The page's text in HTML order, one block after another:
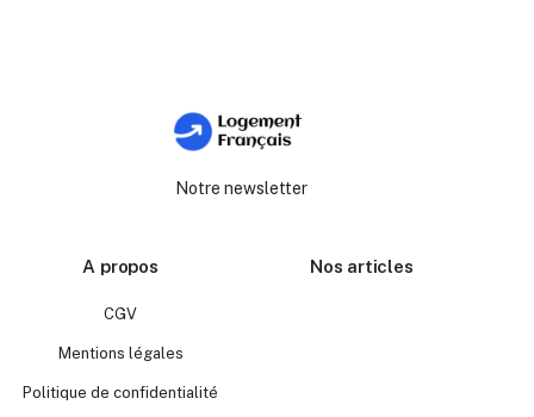
Notre newsletter
A propos
CGV
Mentions légales
Politique de confidentialité
Nos articles